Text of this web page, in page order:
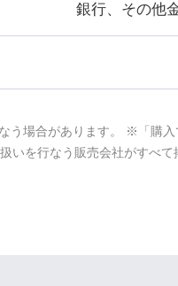
銀行、その他
う場合があります。 ※「購
いを行なう販売会社がすべて